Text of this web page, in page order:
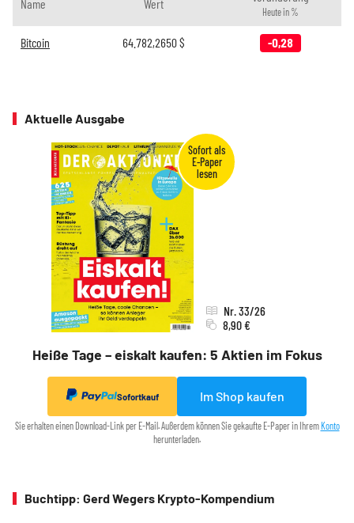
Name Wert
Heute in %
Bitcoin 64.782,2650$ -0,28
Aktuelle Ausgabe
Heiße Tage – eiskalt kaufen: 5 Aktien im Fokus
Nr. 33/26
8,90 €
Sofortkauf Im Shop kaufen
Sie erhalten einen Download-Link per E-Mail. Außerdem können Sie gekaufte E-Paper in Ihrem Konto
herunterladen.
Buchtipp: Gerd Wegers Krypto-Kompendium